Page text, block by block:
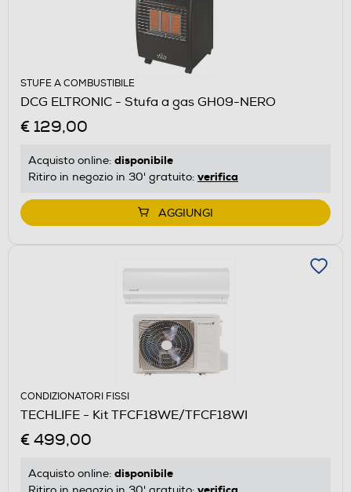
STUFE A COMBUSTIBILE
DCG ELTRONIC - Stufa a gas GH09-NERO
€ 129,00
Acquisto online: disponibile
Ritiro in negozio in 30' gratuito: verifica
AGGIUNGI
CONDIZIONATORI FISSI
TECHLIFE - Kit TFCF18WE/TFCF18WI
€ 499,00
Acquisto online: disponibile